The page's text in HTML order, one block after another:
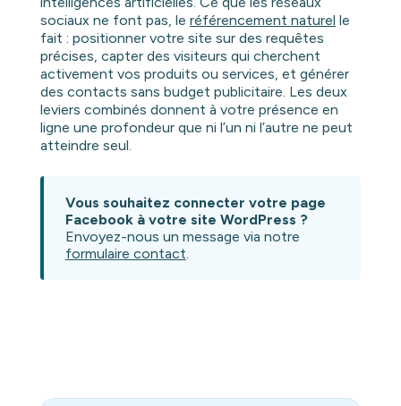
sociaux ne font pas, le référencement naturel le
fait : positionner votre site sur des requêtes
précises, capter des visiteurs qui cherchent
activement vos produits ou services, et générer
des contacts sans budget publicitaire. Les deux
leviers combinés donnent à votre présence en
ligne une profondeur que ni l’un ni l’autre ne peut
atteindre seul.
Vous souhaitez connecter votre page
Facebook à votre site WordPress ?
Envoyez-nous un message via notre
formulaire contact